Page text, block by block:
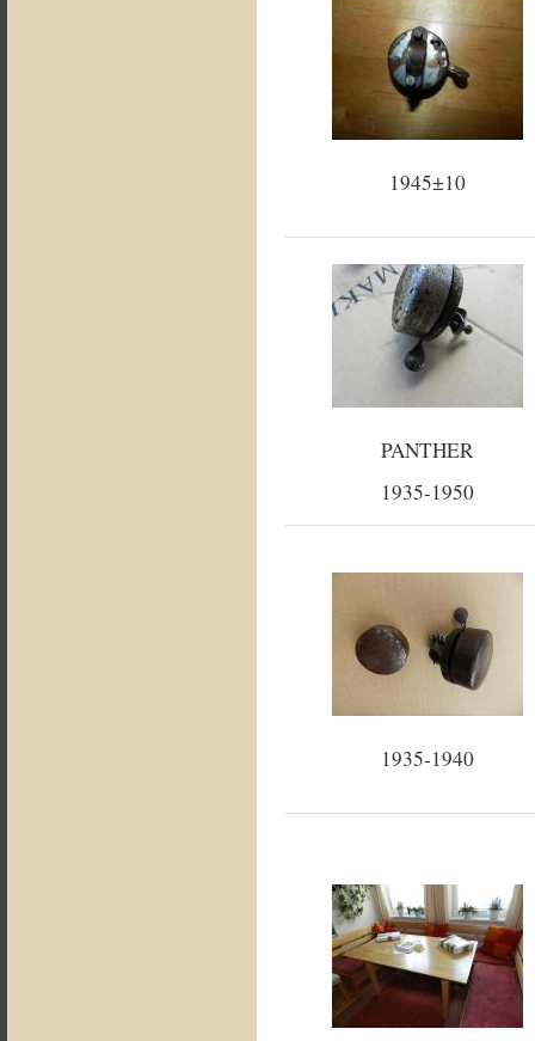
1945±10
PANTHER
1935-1950
1935-1940